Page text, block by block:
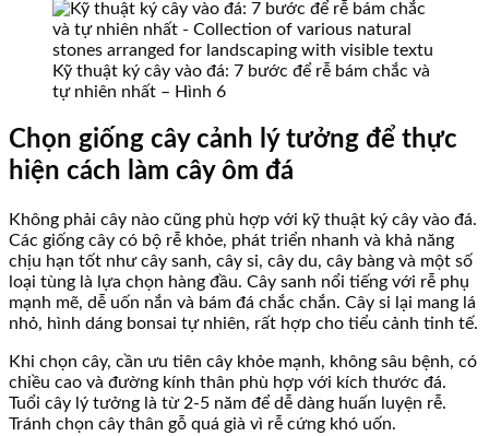
Kỹ thuật ký cây vào đá: 7 bước để rễ bám chắc và
tự nhiên nhất – Hình 6
Chọn giống cây cảnh lý tưởng để thực
hiện cách làm cây ôm đá
Không phải cây nào cũng phù hợp với kỹ thuật ký cây vào đá.
Các giống cây có bộ rễ khỏe, phát triển nhanh và khả năng
chịu hạn tốt như cây sanh, cây si, cây du, cây bàng và một số
loại tùng là lựa chọn hàng đầu. Cây sanh nổi tiếng với rễ phụ
mạnh mẽ, dễ uốn nắn và bám đá chắc chắn. Cây si lại mang lá
nhỏ, hình dáng bonsai tự nhiên, rất hợp cho tiểu cảnh tinh tế.
Khi chọn cây, cần ưu tiên cây khỏe mạnh, không sâu bệnh, có
chiều cao và đường kính thân phù hợp với kích thước đá.
Tuổi cây lý tưởng là từ 2-5 năm để dễ dàng huấn luyện rễ.
Tránh chọn cây thân gỗ quá già vì rễ cứng khó uốn.